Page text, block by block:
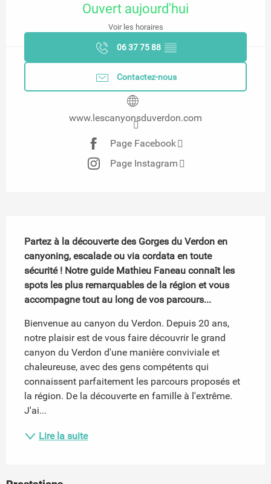
Ouvert aujourd'hui
Voir les horaires
06 37 75 88 ▒▒
Contactez-nous
www.lescanyonsduverdon.com
Page Facebook
Page Instagram
Partez à la découverte des Gorges du Verdon en
canyoning, escalade ou via cordata en toute
sécurité ! Notre guide Mathieu Faneau connaît les
spots les plus remarquables de la région et vous
accompagne tout au long de vos parcours...
Bienvenue au canyon du Verdon. Depuis 20 ans,
notre plaisir est de vous faire découvrir le grand
canyon du Verdon d'une manière conviviale et
chaleureuse, avec des gens compétents qui
connaissent parfaitement les parcours proposés et
la région. De la découverte en famille à l'extrême.
J'ai...
Lire la suite